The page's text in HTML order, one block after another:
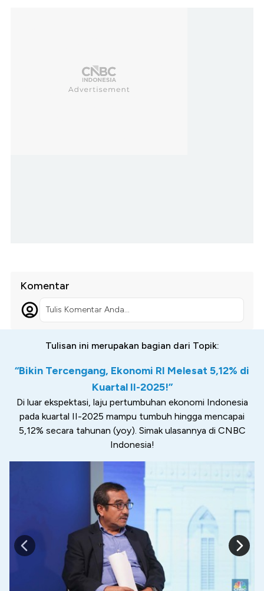
Komentar
Tulis Komentar Anda...
Tulisan ini merupakan bagian dari Topik:
“Bikin Tercengang, Ekonomi RI Melesat 5,12% di
Kuartal II-2025!”
Di luar ekspektasi, laju pertumbuhan ekonomi Indonesia
pada kuartal II-2025 mampu tumbuh hingga mencapai
5,12% secara tahunan (yoy). Simak ulasannya di CNBC
Indonesia!